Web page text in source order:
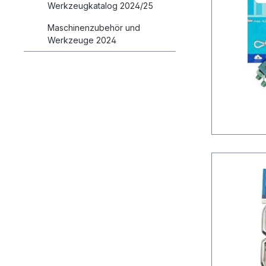
Werkzeugkatalog 2024/25
Maschinenzubehör und
Werkzeuge 2024